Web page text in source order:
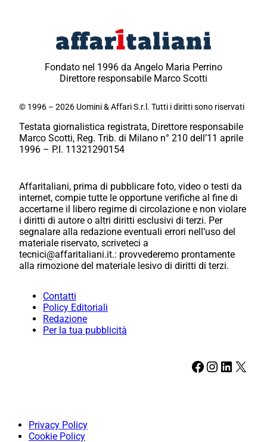
Fondato nel 1996 da Angelo Maria Perrino
Direttore responsabile Marco Scotti
© 1996 – 2026 Uomini & Affari S.r.l. Tutti i diritti sono riservati
Testata giornalistica registrata, Direttore responsabile
Marco Scotti, Reg. Trib. di Milano n° 210 dell’11 aprile
1996 – P.I. 11321290154
Affaritaliani, prima di pubblicare foto, video o testi da
internet, compie tutte le opportune verifiche al fine di
accertarne il libero regime di circolazione e non violare
i diritti di autore o altri diritti esclusivi di terzi. Per
segnalare alla redazione eventuali errori nell’uso del
materiale riservato, scriveteci a
tecnici@affaritaliani.it.: provvederemo prontamente
alla rimozione del materiale lesivo di diritti di terzi.
Contatti
Policy Editoriali
Redazione
Per la tua pubblicità
Facebook Instagram LinkedIn X
Privacy Policy
Cookie Policy